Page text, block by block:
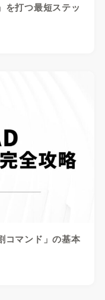
打つ最短ステッ
マンド」の基本